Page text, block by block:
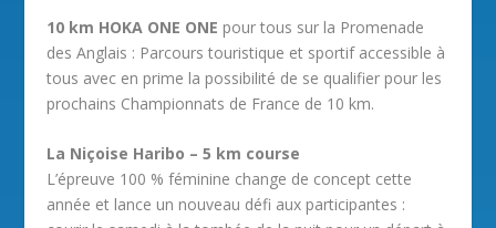
10 km HOKA ONE ONE pour tous sur la Promenade
des Anglais : Parcours touristique et sportif accessible à
tous avec en prime la possibilité de se qualifier pour les
prochains Championnats de France de 10 km.
La Niçoise Haribo – 5 km course
L’épreuve 100 % féminine change de concept cette
année et lance un nouveau défi aux participantes :